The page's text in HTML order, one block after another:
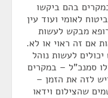
בהם ביקשו
לאומי ועוד עין
מבקש לעשות
אם זה ראוי או לא.
לעשות נוהל
סמנכ"ל – במקרים
לזה את הזמן –
שהצילום וידאו